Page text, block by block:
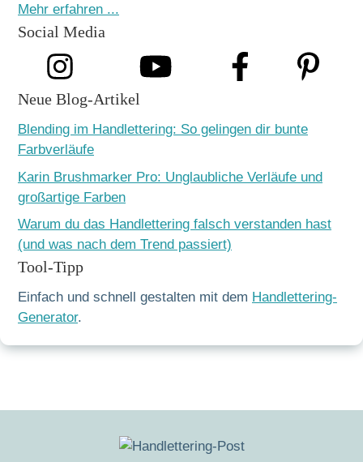
Mehr erfahren ...
Social Media
Neue Blog-Artikel
Blending im Handlettering: So gelingen dir bunte
Farbverläufe
Karin Brushmarker Pro: Unglaubliche Verläufe und
großartige Farben
Warum du das Handlettering falsch verstanden hast
(und was nach dem Trend passiert)
Tool-Tipp
Einfach und schnell gestalten mit dem Handlettering-
Generator.